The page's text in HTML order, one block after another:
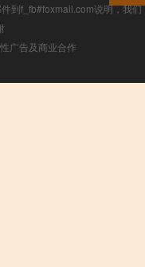
到f_fb#foxmail.com说明，我们
广告及商业合作